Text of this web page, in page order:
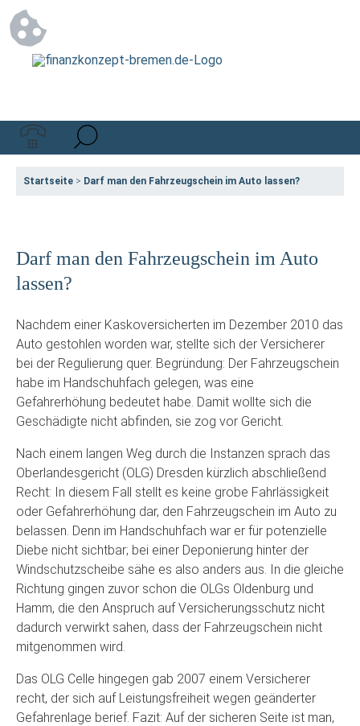
Startseite > Darf man den Fahrzeugschein im Auto lassen?
Darf man den Fahrzeugschein im Auto
lassen?
Nachdem einer Kaskoversicherten im Dezember 2010 das
Auto gestohlen worden war, stellte sich der Versicherer
bei der Regulierung quer. Begründung: Der Fahrzeugschein
habe im Handschuhfach gelegen, was eine
Gefahrerhöhung bedeutet habe. Damit wollte sich die
Geschädigte nicht abfinden, sie zog vor Gericht.
Nach einem langen Weg durch die Instanzen sprach das
Oberlandesgericht (OLG) Dresden kürzlich abschließend
Recht: In diesem Fall stellt es keine grobe Fahrlässigkeit
oder Gefahrerhöhung dar, den Fahrzeugschein im Auto zu
belassen. Denn im Handschuhfach war er für potenzielle
Diebe nicht sichtbar; bei einer Deponierung hinter der
Windschutzscheibe sähe es also anders aus. In die gleiche
Richtung gingen zuvor schon die OLGs Oldenburg und
Hamm, die den Anspruch auf Versicherungsschutz nicht
dadurch verwirkt sahen, dass der Fahrzeugschein nicht
mitgenommen wird.
Das OLG Celle hingegen gab 2007 einem Versicherer
recht, der sich auf Leistungsfreiheit wegen geänderter
Gefahrenlage berief. Fazit: Auf der sicheren Seite ist man,